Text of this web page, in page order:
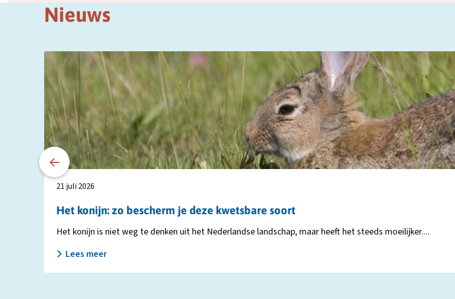
Nieuws
Het konijn: zo bescherm je deze kwetsbare soort
21 juli 2026
Het konijn is niet weg te denken uit het Nederlandse landschap, maar heeft het steeds moeilijker....
Lees meer
meer
over
Het
konijn:
zo
bescherm
je
deze
kwetsbare
soort